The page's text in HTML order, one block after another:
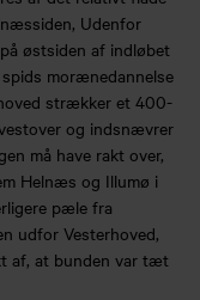
Udenfor
østsiden af indløbet
morænedannelse
strækker et 400-
og indsnævrer
må have rakt over,
Helnæs og Illumø i
pæle fra
udfor Vesterhoved,
af, at bunden var tæt